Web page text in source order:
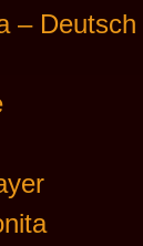
– Deutsch